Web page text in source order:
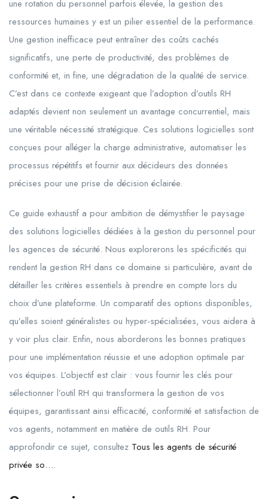
une rotation du personnel parfois élevée, la gestion des
ressources humaines y est un pilier essentiel de la performance.
Une gestion inefficace peut entraîner des coûts cachés
significatifs, une perte de productivité, des problèmes de
conformité et, in fine, une dégradation de la qualité de service.
C’est dans ce contexte exigeant que l’adoption d’outils RH
adaptés devient non seulement un avantage concurrentiel, mais
une véritable nécessité stratégique. Ces solutions logicielles sont
conçues pour alléger la charge administrative, automatiser les
processus répétitifs et fournir aux décideurs des données
précises pour une prise de décision éclairée.
Ce guide exhaustif a pour ambition de démystifier le paysage
des solutions logicielles dédiées à la gestion du personnel pour
les agences de sécurité. Nous explorerons les spécificités qui
rendent la gestion RH dans ce domaine si particulière, avant de
détailler les critères essentiels à prendre en compte lors du
choix d’une plateforme. Un comparatif des options disponibles,
qu’elles soient généralistes ou hyper-spécialisées, vous aidera à
y voir plus clair. Enfin, nous aborderons les bonnes pratiques
pour une implémentation réussie et une adoption optimale par
vos équipes. L’objectif est clair : vous fournir les clés pour
sélectionner l’outil RH qui transformera la gestion de vos
équipes, garantissant ainsi efficacité, conformité et satisfaction de
vos agents, notamment en matière de outils RH. Pour
approfondir ce sujet, consultez Tous les agents de sécurité
privée so….